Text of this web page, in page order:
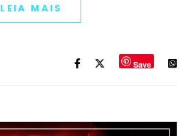
LEIA MAIS
Save